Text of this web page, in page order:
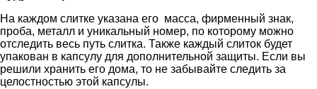
На каждом слитке указана его масса, фирменный знак,
проба, металл и уникальный номер, по которому можно
отследить весь путь слитка. Также каждый слиток будет
упакован в капсулу для дополнительной защиты. Если вы
решили хранить его дома, то не забывайте следить за
целостностью этой капсулы.